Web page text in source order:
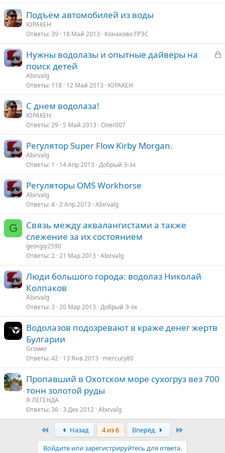
Подъем автомобилей из воды
ЮРАКЕН
Ответы 39 18 Май 2013 Конаково ГРЭС
З
Нужны водолазы и опытные дайверы на
поиск детей
Abirvalg
Ответы 118 12 Май 2013 ЮРАКЕН
С днем водолаза!
ЮРАКЕН
Ответы 29 5 Май 2013 Олег007
Регулятор Super Flow Kirby Morgan.
Abirvalg
Ответы 1 14 Апр 2013 Добрый Э-эх
Регуляторы OMS Workhorse
Abirvalg
Ответы 4 2 Апр 2013 Abirvalg
G
Связь между аквалангистами а также
слежение за их состоянием
georgiy2590
Ответы 2 21 Мар 2013 Abirvalg
Люди большого города: водолаз Николай
Колпаков
Abirvalg
Ответы 3 20 Мар 2013 Добрый Э-эх
Водолазов подозревают в краже денег жертв
Булгарии
Grower
Ответы 42 13 Янв 2013 mercury80
Пропавший в Охотском море сухогруз вез 700
тонн золотой руды
Я ЛЕГЕНДА
Ответы 36 3 Дек 2012 Abirvalg
Назад 4 из 6 Вперёд
Войдите или зарегистрируйтесь для ответа.